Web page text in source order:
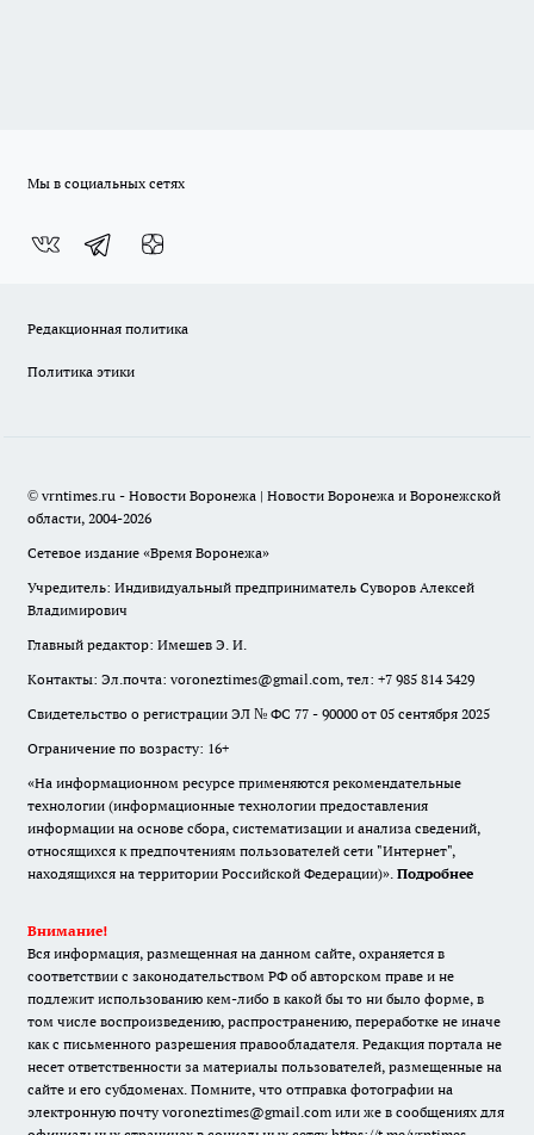
Мы в социальных сетях
Редакционная политика
Политика этики
© vrntimes.ru - Новости Воронежа | Новости Воронежа и Воронежской
области, 2004-2026
Сетевое издание «Время Воронежа»
Учредитель: Индивидуальный предприниматель Суворов Алексей
Владимирович
Главный редактор: Имешев Э. И.
Контакты: Эл.почта: voroneztimes@gmail.com, тел: +7 985 814 3429
Свидетельство о регистрации ЭЛ № ФС 77 - 90000 от 05 сентября 2025
Ограничение по возрасту: 16+
«На информационном ресурсе применяются рекомендательные
технологии (информационные технологии предоставления
информации на основе сбора, систематизации и анализа сведений,
относящихся к предпочтениям пользователей сети "Интернет",
находящихся на территории Российской Федерации)». Подробнее
Внимание!
Вся информация, размещенная на данном сайте, охраняется в
соответствии с законодательством РФ об авторском праве и не
подлежит использованию кем-либо в какой бы то ни было форме, в
том числе воспроизведению, распространению, переработке не иначе
как с письменного разрешения правообладателя. Редакция портала не
несет ответственности за материалы пользователей, размещенные на
сайте и его субдоменах. Помните, что отправка фотографии на
электронную почту voroneztimes@gmail.com или же в сообщениях для